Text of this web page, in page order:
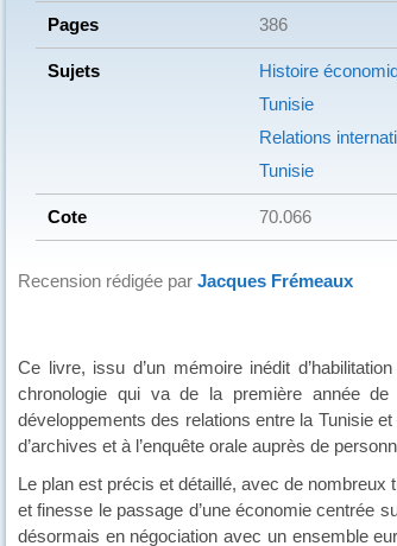
Pages 386
Sujets
Histoire
Tunisie
Relations
Tunisie
Cote 70.066
Recension rédigée par Jacques Frémeaux
Ce livre, issu d’un mémoire inédit
chronologie qui va de la première année
développements des relations entre la Tunisie
d’archives et à l’enquête orale auprès de
Le plan est précis et détaillé, avec de
et finesse le passage d’une économie centrée
désormais en négociation avec un ensemble